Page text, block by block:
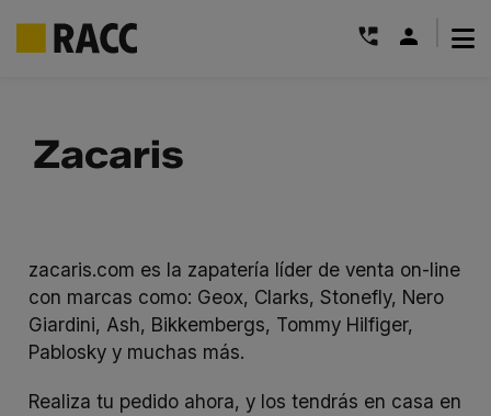
contenido
Zacaris
zacaris.com es la zapatería líder de venta on-line
con marcas como: Geox, Clarks, Stonefly, Nero
Giardini, Ash, Bikkembergs, Tommy Hilfiger,
Pablosky y muchas más.
Realiza tu pedido ahora, y los tendrás en casa en